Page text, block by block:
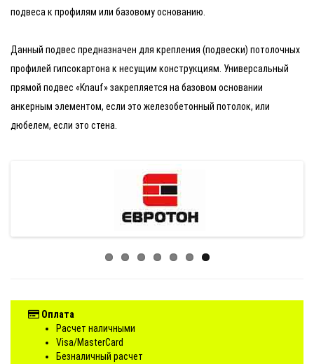
подвеса к профилям или базовому основанию.
Данный подвес предназначен для крепления (подвески) потолочных
профилей гипсокартона к несущим конструкциям. Универсальный
прямой подвес «Knauf» закрепляется на базовом основании
анкерным элементом, если это железобетонный потолок, или
дюбелем, если это стена.
Оплата
Расчет наличными
Visa/MasterCard
Безналичный расчет